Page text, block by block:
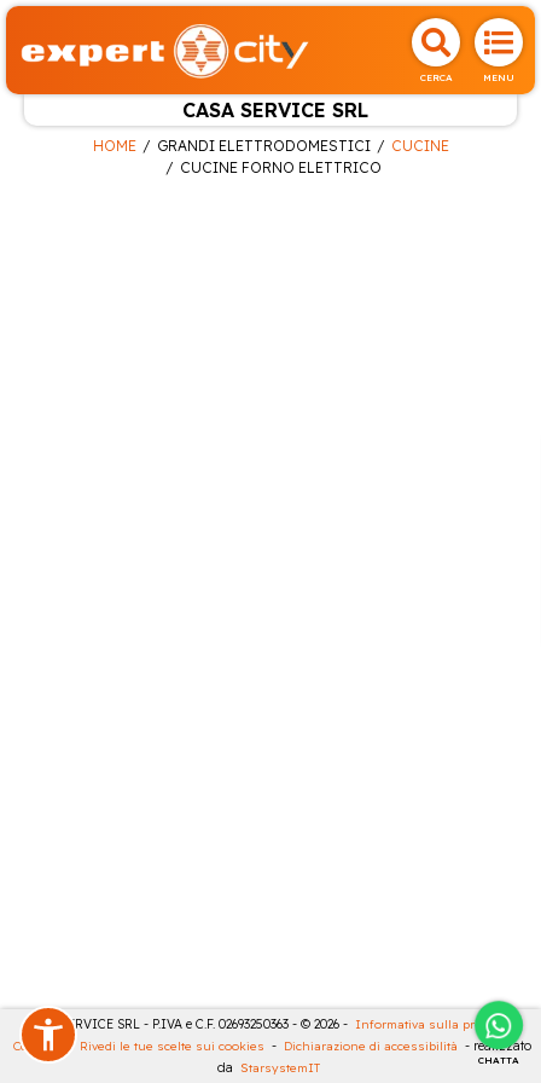
CERCA MENU
CASA SERVICE SRL
CHATTA
HOME GRANDI ELETTRODOMESTICI
CUCINE
CUCINE FORNO ELETTRICO
CASA SERVICE SRL - P.IVA e C.F. 02693250363 - © 2026 - Informativa sulla privacy -
Cookies
- Rivedi le tue scelte sui cookies - Dichiarazione di accessibilità - realizzato
da StarsystemIT